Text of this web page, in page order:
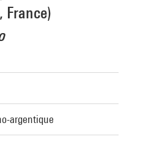
France)
argentique